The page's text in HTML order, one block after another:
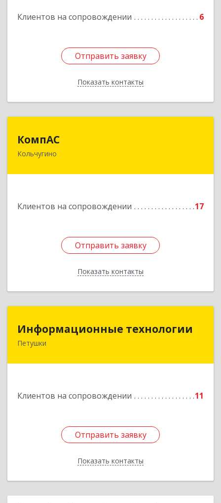
Клиентов на сопровождении 6
Отправить заявку
Показать контакты
Подробнее
Отправить заявку
Назад
КомпАС
Кольчугино
Клиентов на сопровождении 17
Отправить заявку
Показать контакты
601782, Владимирская область, г.Кольчугино,
Отправить заявку
Назад
Информационные технологии
Петушки
Клиентов на сопровождении 11
Отправить заявку
Показать контакты
Информационные технологии
Отправить заявку
Назад